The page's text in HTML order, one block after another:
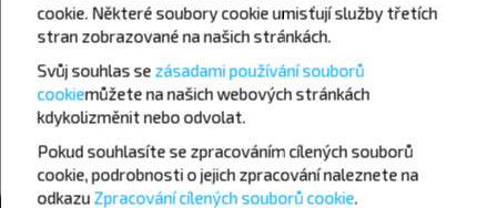
Aut. Nádr. 2, ul. Suzdalski Riady 12
Aut. Nádr., №4, Bilhorodske shose 8
ul. Nauki 9B, stacja metra "Nauchnaya", McDonald's
Stanice metra "Istorychnyi muzei"
"Oleksiivska", prodejna "Silpo"
Všechna autobusová nádraží Charkov
cookie. Některé soubory cookie umisťují služby třetích
stran zobrazované na našich stránkách.
Svůj souhlas se zásadami používání souborů
cookiemůžetena našich webových stránkách
kdykolizměnit nebo odvolat.
Pokud souhlasíte se zpracováním cílených souborů
cookie, podrobnosti o jejich zpracování naleznete na
odkazu Zpracování cílených souborů cookie.